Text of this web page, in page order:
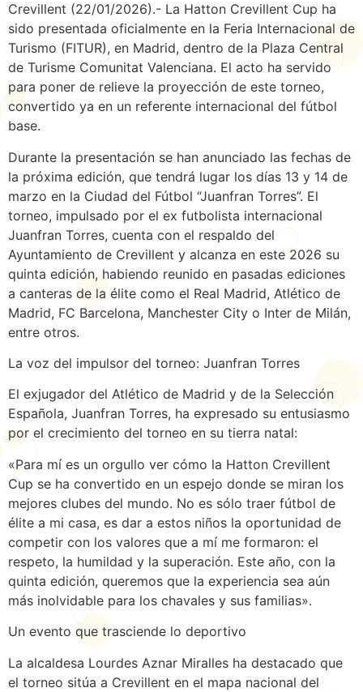
Crevillent (22/01/2026).- La Hatton Crevillent Cup ha
sido presentada oficialmente en la Feria Internacional de
Turismo (FITUR), en Madrid, dentro de la Plaza Central
de Turisme Comunitat Valenciana. El acto ha servido
para poner de relieve la proyección de este torneo,
convertido ya en un referente internacional del fútbol
base.
Durante la presentación se han anunciado las fechas de
la próxima edición, que tendrá lugar los días 13 y 14 de
marzo en la Ciudad del Fútbol “Juanfran Torres”. El
torneo, impulsado por el ex futbolista internacional
Juanfran Torres, cuenta con el respaldo del
Ayuntamiento de Crevillent y alcanza en este 2026 su
quinta edición, habiendo reunido en pasadas ediciones
a canteras de la élite como el Real Madrid, Atlético de
Madrid, FC Barcelona, Manchester City o Inter de Milán,
entre otros.
La voz del impulsor del torneo: Juanfran Torres
El exjugador del Atlético de Madrid y de la Selección
Española, Juanfran Torres, ha expresado su entusiasmo
por el crecimiento del torneo en su tierra natal:
«Para mí es un orgullo ver cómo la Hatton Crevillent
Cup se ha convertido en un espejo donde se miran los
mejores clubes del mundo. No es sólo traer fútbol de
élite a mi casa, es dar a estos niños la oportunidad de
competir con los valores que a mí me formaron: el
respeto, la humildad y la superación. Este año, con la
quinta edición, queremos que la experiencia sea aún
más inolvidable para los chavales y sus familias».
Un evento que trasciende lo deportivo
La alcaldesa Lourdes Aznar Miralles ha destacado que
el torneo sitúa a Crevillent en el mapa nacional del